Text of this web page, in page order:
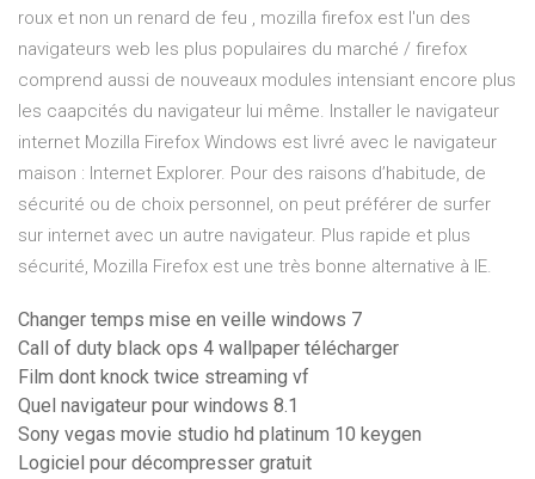
roux et non un renard de feu , mozilla firefox est l'un des
navigateurs web les plus populaires du marché / firefox
comprend aussi de nouveaux modules intensiant encore plus
les caapcités du navigateur lui même. Installer le navigateur
internet Mozilla Firefox Windows est livré avec le navigateur
maison : Internet Explorer. Pour des raisons d’habitude, de
sécurité ou de choix personnel, on peut préférer de surfer
sur internet avec un autre navigateur. Plus rapide et plus
sécurité, Mozilla Firefox est une très bonne alternative à IE.
Changer temps mise en veille windows 7
Call of duty black ops 4 wallpaper télécharger
Film dont knock twice streaming vf
Quel navigateur pour windows 8.1
Sony vegas movie studio hd platinum 10 keygen
Logiciel pour décompresser gratuit